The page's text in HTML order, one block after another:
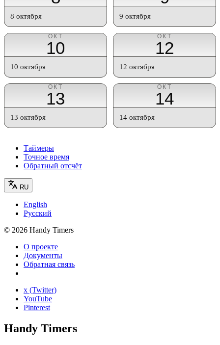
8 октября 9 октября
ОКТ
10
10 октября
ОКТ
12
12 октября
ОКТ
13
13 октября
ОКТ
14
14 октября
Таймеры
Точное время
Обратный отсчёт
RU
English
Русский
© 2026 Handy Timers
О проекте
Документы
Обратная связь
x (Twitter)
YouTube
Pinterest
Handy Timers